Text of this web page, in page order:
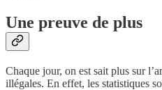
Une preuve de plus
Chaque jour, on est sait plus sur
illégales. En effet, les statistiques